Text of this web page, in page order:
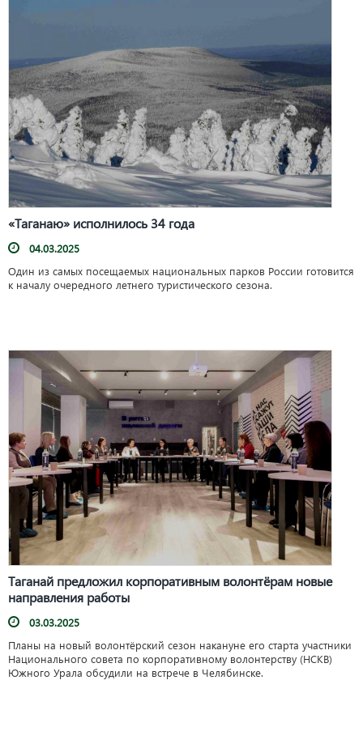
«Таганаю» исполнилось 34 года
04.03.2025
Один из самых посещаемых национальных парков России готовится
к началу очередного летнего туристического сезона.
Таганай предложил корпоративным волонтёрам новые
направления работы
03.03.2025
Планы на новый волонтёрский сезон накануне его старта участники
Национального совета по корпоративному волонтерству (НСКВ)
Южного Урала обсудили на встрече в Челябинске.